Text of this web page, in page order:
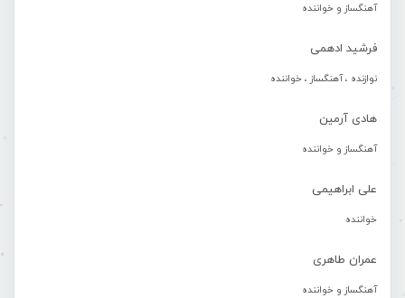
آهنگساز و خواننده
فرشید ادهمی
نوازنده ، آهنگساز ، خواننده
هادی آرمین
آهنگساز و خواننده
علی ابراهیمی
خواننده
عمران طاهری
آهنگساز و خواننده